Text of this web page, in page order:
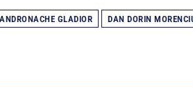
ANDRONACHE GLADIOR DAN DORIN